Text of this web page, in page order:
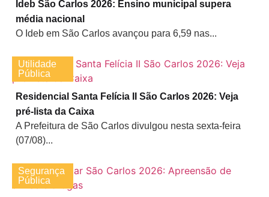
Ideb São Carlos 2026: Ensino municipal supera
média nacional
O Ideb em São Carlos avançou para 6,59 nas...
Utilidade
Pública
Residencial Santa Felícia II São Carlos 2026: Veja
pré-lista da Caixa
A Prefeitura de São Carlos divulgou nesta sexta-feira
(07/08)...
Segurança
Pública